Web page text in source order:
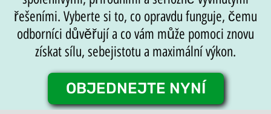
řešeními. Vyberte si to, co opravdu funguje, čemu
odborníci důvěřují a co vám může pomoci znovu
získat sílu, sebejistotu a maximální výkon.
OBJEDNEJTE NYNÍ